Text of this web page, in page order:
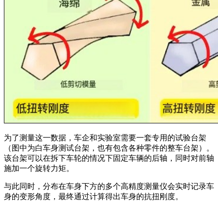
为了测量这一数据，车企和实验室需要一套专用的试验台架
（图中为白车身测试台架，也有包含各种零件的整车台架）。
该台架可以在拆下车轮的情况下固定车辆的后轴，同时对前轴
施加一个旋转力矩。
与此同时，分布在车身下方的多个高精度测量仪会实时记录车
身的变形角度，最终通过计算得出车身的抗扭刚度。